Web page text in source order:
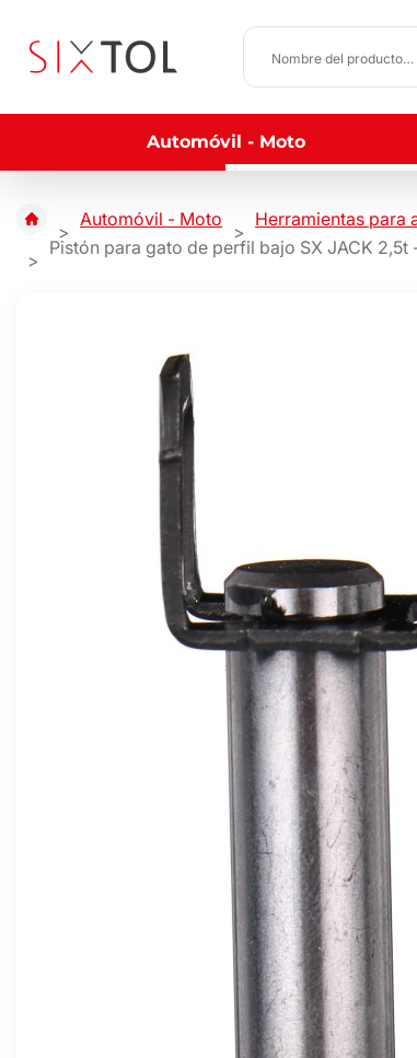
Automóvil - Moto
Automóvil - Moto Herramientas para
Pistón para gato de perfil bajo SX JACK 2,5t